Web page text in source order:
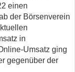
einen
der Börsenverein
in
Umsatz ging
gegenüber der